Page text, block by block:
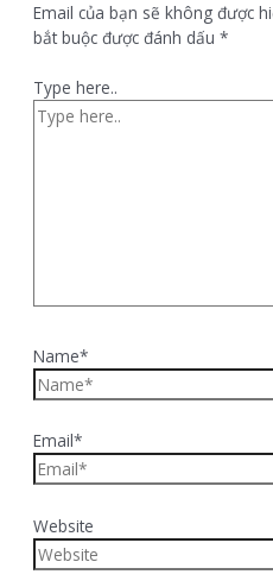
Email của bạn sẽ không được
bắt buộc được đánh dấu *
Type here..
Name*
Email*
Website